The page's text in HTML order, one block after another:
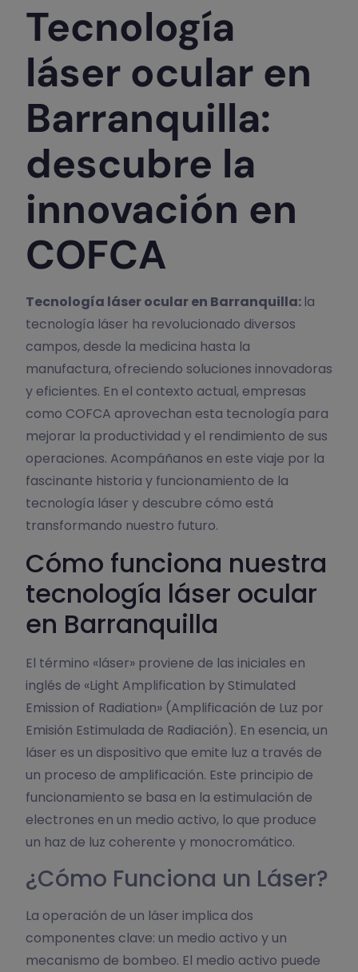
Tecnología
láser ocular en
Barranquilla:
descubre la
innovación en
COFCA
Tecnología láser ocular en Barranquilla:la
tecnología láser ha revolucionado diversos
campos, desde la medicina hasta la
manufactura, ofreciendo soluciones innovadoras
y eficientes. En el contexto actual, empresas
como COFCA aprovechan esta tecnología para
mejorar la productividad y el rendimiento de sus
operaciones. Acompáñanos en este viaje por la
fascinante historia y funcionamiento de la
tecnología láser y descubre cómo está
transformando nuestro futuro.
Cómo funciona nuestra
tecnología láser ocular
en Barranquilla
El término «láser» proviene de las iniciales en
inglés de «Light Amplification by Stimulated
Emission of Radiation» (Amplificación de Luz por
Emisión Estimulada de Radiación). En esencia, un
láser es un dispositivo que emite luz a través de
un proceso de amplificación. Este principio de
funcionamiento se basa en la estimulación de
electrones en un medio activo, lo que produce
un haz de luz coherente y monocromático.
¿Cómo Funciona un Láser?
La operación de un láser implica dos
componentes clave: un medio activo y un
mecanismo de bombeo. El medio activo puede